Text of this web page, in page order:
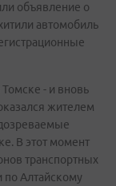
объявление о
автомобиль
- и вновь
жителем
В этот момент
транспортных
по Алтайскому